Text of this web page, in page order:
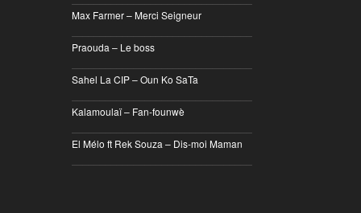
Max Farmer – Merci Seigneur
Praouda – Le boss
Sahel La CIP – Oun Ko SaTa
Kalamoulaï – Fan-founwè
El Mélo ft Rek Souza – Dis-moi Maman